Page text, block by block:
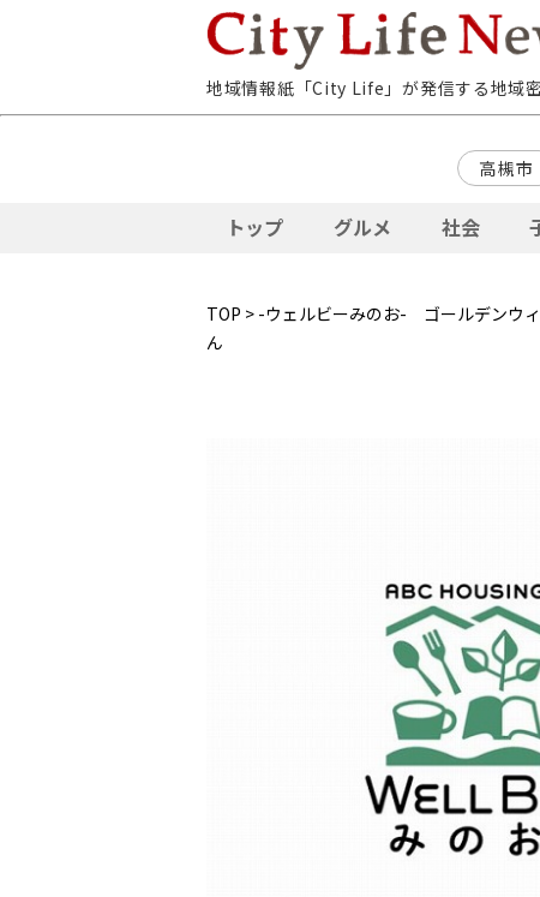
地域情報紙「City Life」が発信する地域
高槻市
トップ グルメ 社会
TOP > -ウェルビーみのお- ゴールデンウ
ん